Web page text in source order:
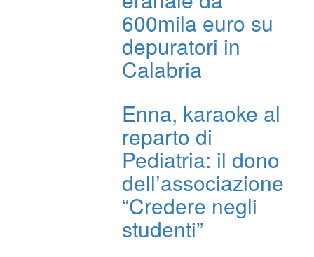
600mila euro su
depuratori in
Calabria
Enna, karaoke al
reparto di
Pediatria: il dono
dell’associazione
“Credere negli
studenti”